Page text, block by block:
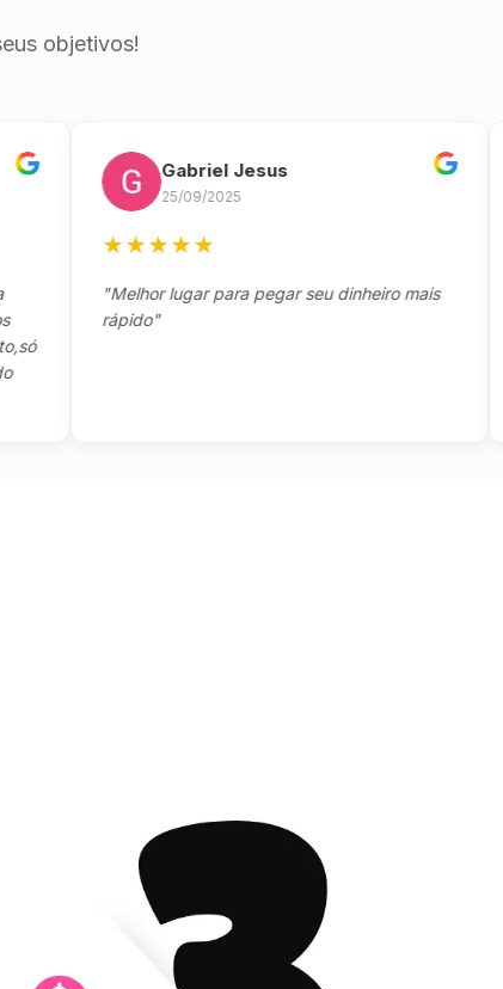
objetivos!
Gabriel Jesus
25/09/2025
★★★
"Melhor lugar para pegar seu dinheiro mais
rápido"